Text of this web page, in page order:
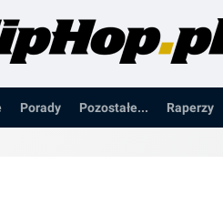
Porady Pozostałe... Raperzy